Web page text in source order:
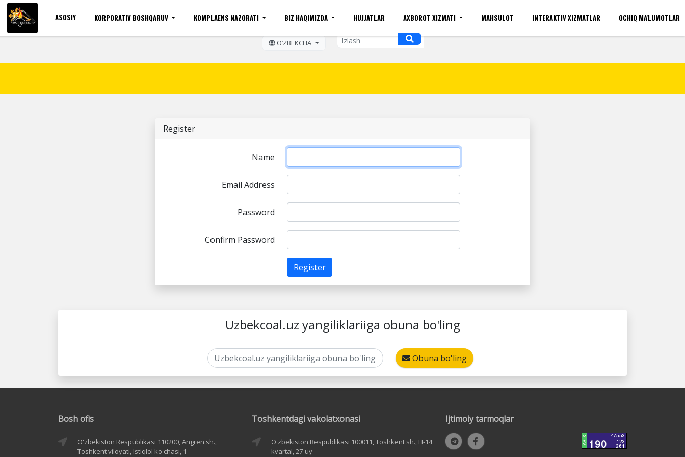
Ko'zi ojizlar uchun Shrift kattaligi Sayt xaritasi Mobil ko'rinishi Bo'sh ish o'rinlari(umumiy) Kirish
OʼZBEKCHA
ASOSIY KORPORATIV BOSHQARUV KOMPLAENS NAZORATI BIZ HAQIMIZDA HUJJATLAR AXBOROT XIZMATI MAHSULOT INTERAKTIV XIZMATLAR OCHIQ MA'LUMOTLAR
Register
Name
Email Address
Password
Confirm Password
Register
Uzbekcoal.uz yangiliklariiga obuna bo'ling
Obuna bo'ling
Bosh ofis
O'zbekiston Respublikasi 110200, Angren sh.,
Toshkent viloyati, Istiqlol ko'chasi, 1
Toshkentdagi vakolatxonasi
O'zbekiston Respublikasi 100011, Toshkent sh., Ц-14
kvartal, 27-uy
Ijtimoiy tarmoqlar